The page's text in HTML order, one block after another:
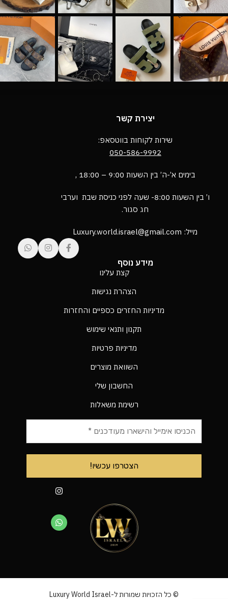
יצירת קשר
שירות לקוחות בווטסאפ:
050-586-9992
בימים א’-ה’ בין השעות 9:00 – 18:00 ,
ו’ בין השעות 8:00- שעה לפני כניסת שבת וערבי
חג סגור.
מייל: Luxury.world.israel@gmail.com
מידע נוסף
קצת עלינו
הצהרת נגישות
מדיניות החזרים כספיים והחזרות
תקנון ותנאי שימוש
מדיניות פרטיות
השוואת מוצרים
החשבון שלי
רשימת משאלות
© כל הזכויות שמורות ל-Luxury World Israel